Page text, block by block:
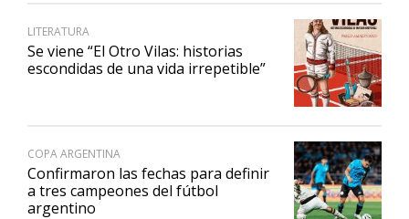
LITERATURA
Se viene “El Otro Vilas: historias
escondidas de una vida irrepetible”
COPA ARGENTINA
Confirmaron las fechas para definir
a tres campeones del fútbol
argentino